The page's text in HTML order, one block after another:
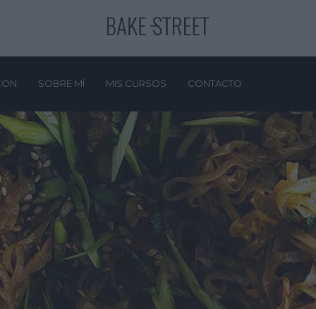
SOBRE MÍ MIS CURSOS CONTACTO